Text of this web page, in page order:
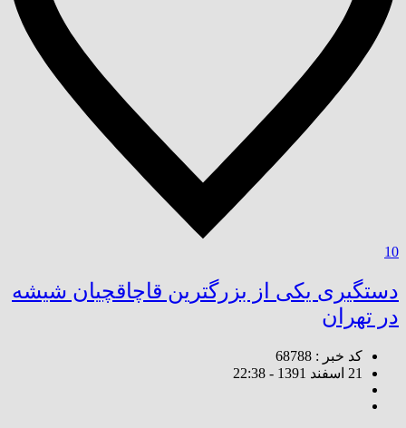
10
دستگیری یکی از بزرگترین قاچاقچیان شیشه
در تهران
کد خبر : 68788
21 اسفند 1391 - 22:38